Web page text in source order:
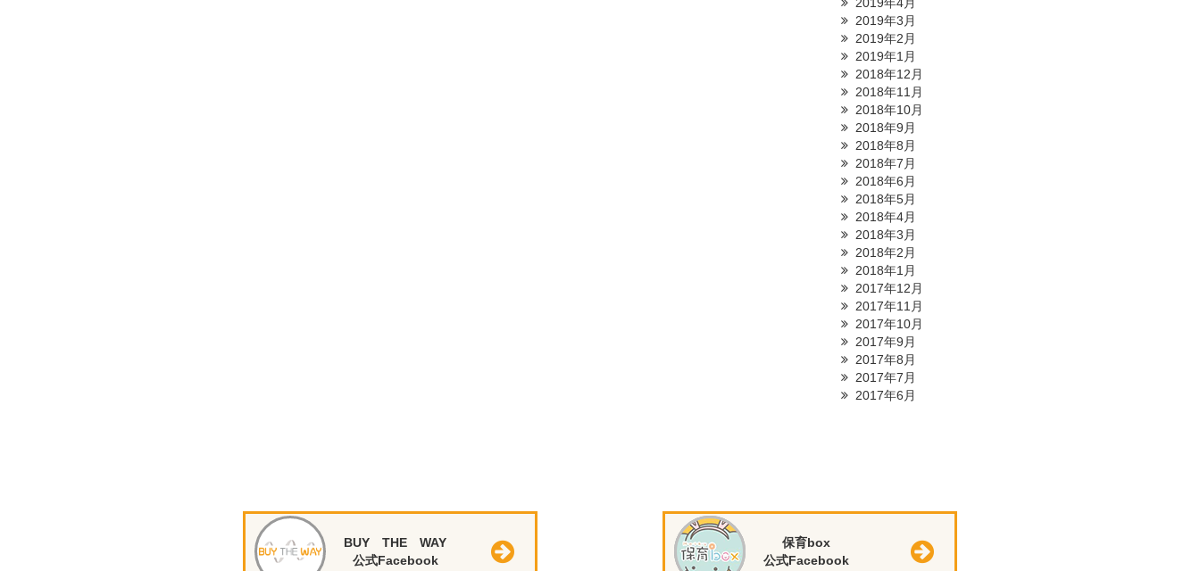
2019年3月
2019年2月
2019年1月
2018年12月
2018年11月
2018年10月
2018年9月
2018年8月
2018年7月
2018年6月
2018年5月
2018年4月
2018年3月
2018年2月
2018年1月
2017年12月
2017年11月
2017年10月
2017年9月
2017年8月
2017年7月
2017年6月
BUY THE WAY
公式Facebook
保育box
公式Facebook